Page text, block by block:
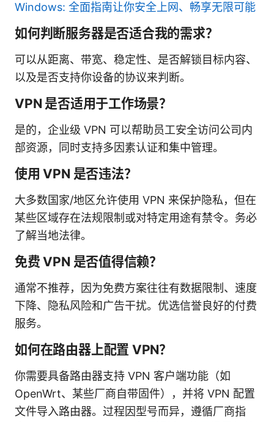
Windows: 全面指南让你安全上网、畅享无限可能
如何判断服务器是否适合我的需求？
可以从距离、带宽、稳定性、是否解锁目标内容、
以及是否支持你设备的协议来判断。
VPN 是否适用于工作场景？
是的，企业级 VPN 可以帮助员工安全访问公司内
部资源，同时支持多因素认证和集中管理。
使用 VPN 是否违法？
大多数国家/地区允许使用 VPN 来保护隐私，但在
某些区域存在法规限制或对特定用途有禁令。务必
了解当地法律。
免费 VPN 是否值得信赖？
通常不推荐，因为免费方案往往有数据限制、速度
下降、隐私风险和广告干扰。优选信誉良好的付费
服务。
如何在路由器上配置 VPN？
你需要具备路由器支持 VPN 客户端功能（如
OpenWrt、某些厂商自带固件），并将 VPN 配置
文件导入路由器。过程因型号而异，遵循厂商指